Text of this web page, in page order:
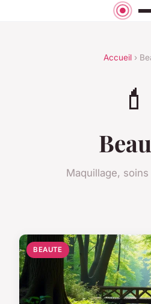
Accueil›
💄
Maquillage,
BEAUTE